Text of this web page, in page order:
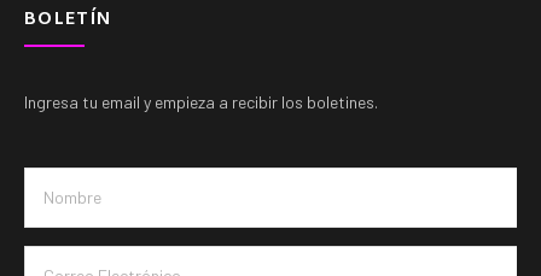
BOLETÍN
Ingresa tu email y empieza a recibir los boletines.